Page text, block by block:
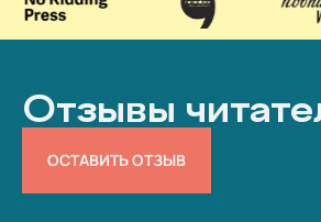
Отзывы
ОСТАВИТЬ ОТЗЫВ